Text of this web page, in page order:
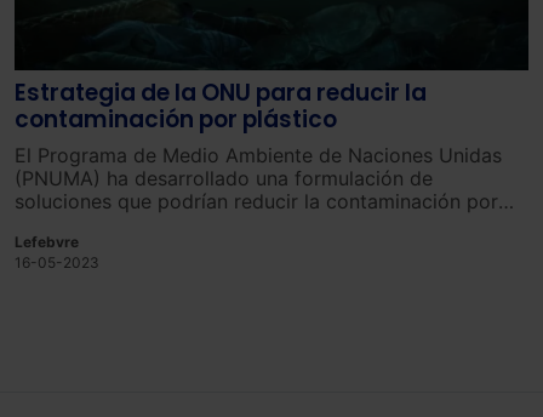
Estrategia de la ONU para reducir la
contaminación por plástico
El Programa de Medio Ambiente de Naciones Unidas
(PNUMA) ha desarrollado una formulación de
soluciones que podrían reducir la contaminación por
posible si los países y las empresas realizan cambios
significativos en sus políticas y en el mercado, así
Lefebvre
16-05-2023